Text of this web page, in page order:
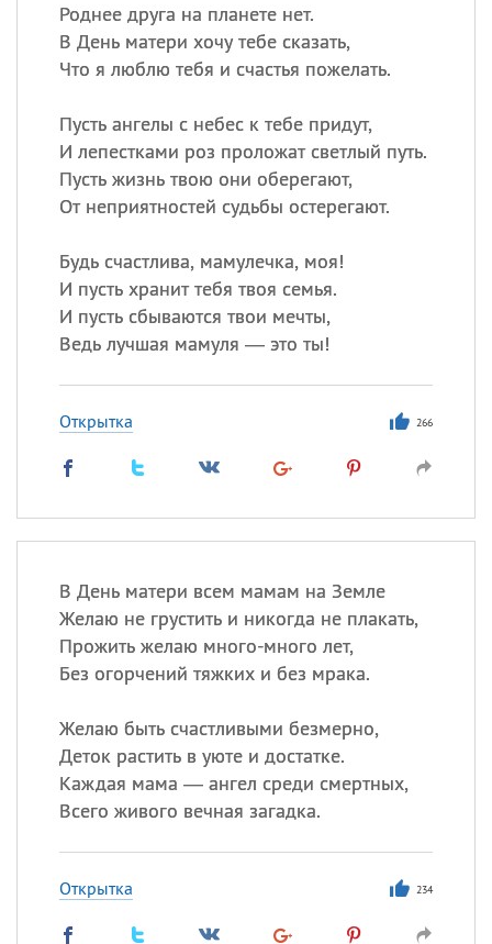
Роднее друга на планете нет.
В День матери хочу тебе сказать,
Что я люблю тебя и счастья пожелать.
Пусть ангелы с небес к тебе придут,
И лепестками роз проложат светлый путь.
Пусть жизнь твою они оберегают,
От неприятностей судьбы остерегают.
Будь счастлива, мамулечка, моя!
И пусть хранит тебя твоя семья.
И пусть сбываются твои мечты,
Ведь лучшая мамуля — это ты!
Открытка 266
В День матери всем мамам на Земле
Желаю не грустить и никогда не плакать,
Прожить желаю много-много лет,
Без огорчений тяжких и без мрака.
Желаю быть счастливыми безмерно,
Деток растить в уюте и достатке.
Каждая мама — ангел среди смертных,
Всего живого вечная загадка.
Открытка 234